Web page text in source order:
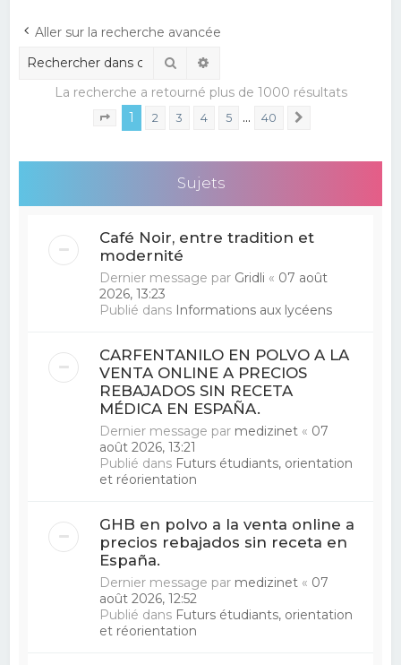
Aller sur la recherche avancée
Rechercher
La recherche a retourné plus de 1000 résultats
Page sur 40
1 2 3 4 5 … 40
Sujets
Café Noir, entre tradition et
modernité
Dernier message par Gridli « 07 août
2026, 13:23
Publié dans Informations aux lycéens
CARFENTANILO EN POLVO A LA
VENTA ONLINE A PRECIOS
REBAJADOS SIN RECETA
MÉDICA EN ESPAÑA.
Dernier message par medizinet « 07
août 2026, 13:21
Publié dans Futurs étudiants, orientation
et réorientation
GHB en polvo a la venta online a
precios rebajados sin receta en
España.
Dernier message par medizinet « 07
août 2026, 12:52
Publié dans Futurs étudiants, orientation
et réorientation